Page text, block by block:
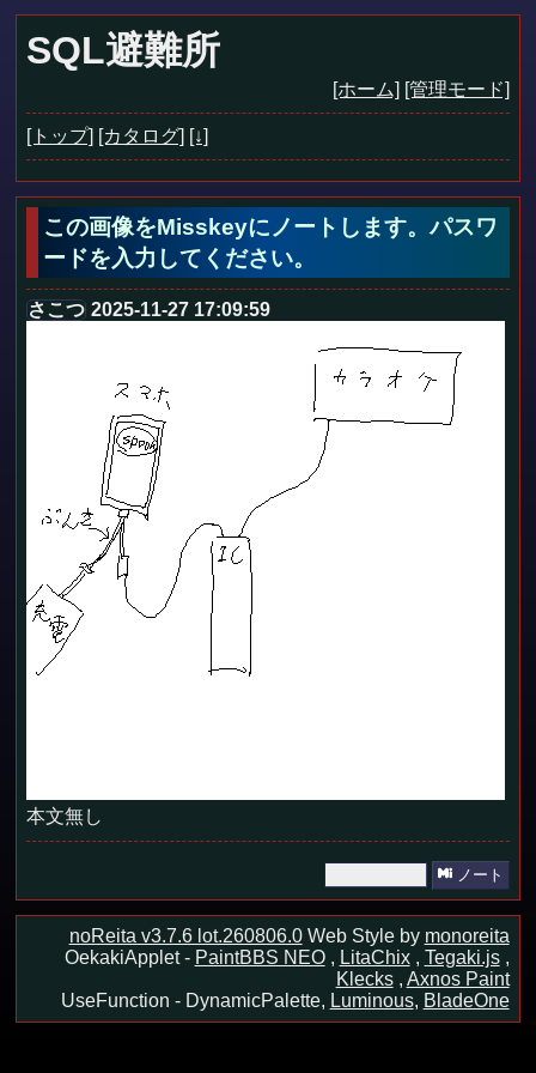
SQL避難所
[ホーム] [管理モード]
[トップ] [カタログ] [↓]
この画像をMisskeyにノートします。パスワ
ードを入力してください。
さこつ 2025-11-27 17:09:59
本文無し
ノート
noReita v3.7.6 lot.260806.0Web Style by monoreita
OekakiApplet - PaintBBS NEO, LitaChix, Tegaki.js,
Klecks, Axnos Paint
UseFunction - DynamicPalette, Luminous, BladeOne